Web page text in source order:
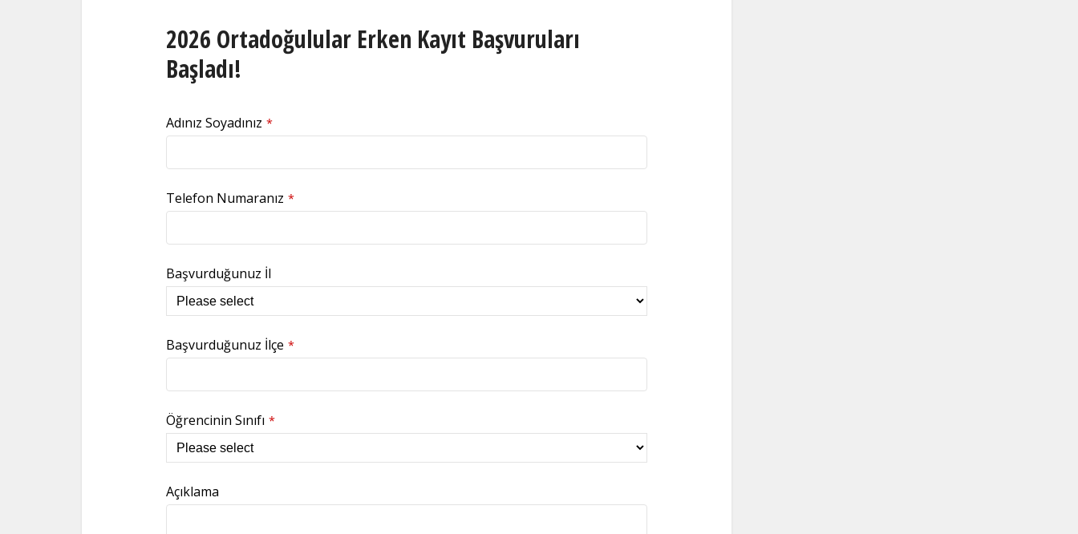
2026 Ortadoğulular Erken Kayıt Başvuruları
Başladı!
Adınız Soyadınız *
Telefon Numaranız *
Başvurduğunuz İl
Başvurduğunuz İlçe *
Öğrencinin Sınıfı *
Açıklama